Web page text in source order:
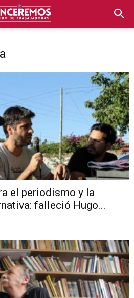
el periodismo y la
falleció Hugo...